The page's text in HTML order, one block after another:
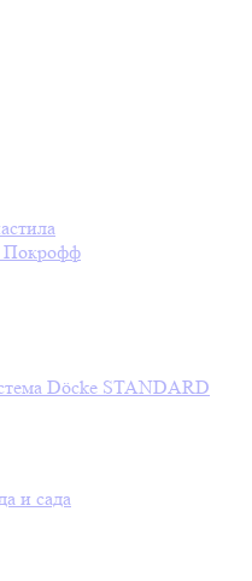
Покрофф
Döcke STANDARD
и сада